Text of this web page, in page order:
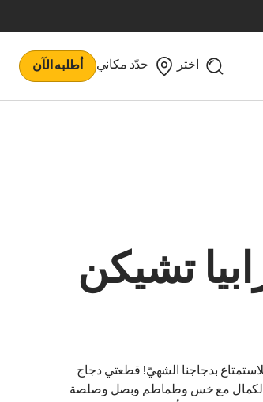
اختر حدّد مكاني أطلبه الآن
تشيكن
بدجاجنا الشهيّ! قطعتي دجاج
الكمال مع خس وطماطم وبصل وصلصة